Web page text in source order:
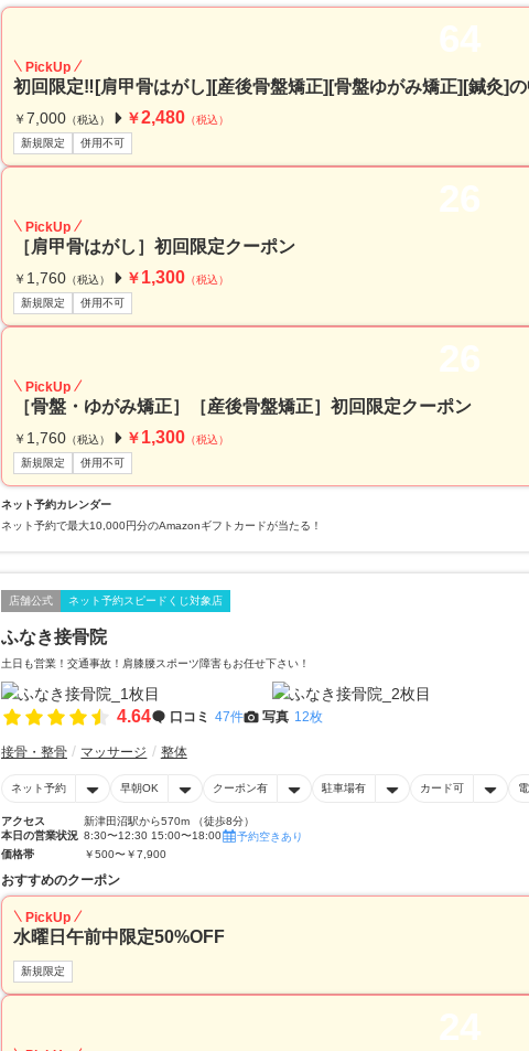
64
PickUp
初回限定‼︎[肩甲骨はがし][産後骨盤矯正][骨盤ゆがみ矯正][鍼灸]
￥ 7,000 （税込） ￥2,480 （税込）
新規限定
併用不可
26
PickUp
［肩甲骨はがし］初回限定クーポン
￥ 1,760 （税込） ￥1,300 （税込）
新規限定
併用不可
26
PickUp
［骨盤・ゆがみ矯正］［産後骨盤矯正］初回限定クーポン
￥ 1,760 （税込） ￥1,300 （税込）
新規限定
併用不可
ネット予約カレンダー
ネット予約で最大10,000円分のAmazonギフトカードが当たる！
店舗公式 ネット予約スピードくじ対象店
ふなき接骨院
土日も営業！交通事故！肩膝腰スポーツ障害もお任せ下さい！
4.64 口コミ 47件 写真 12枚
接骨・整骨 マッサージ 整体
ネット予約 早朝OK クーポン有 駐車場有 カード可
アクセス
新津田沼駅から570m （徒歩8分）
本日の営業状況 8:30〜12:30 15:00〜18:00
予約空きあり
価格帯
￥500〜￥7,900
おすすめのクーポン
PickUp
水曜日午前中限定50%OFF
新規限定
24